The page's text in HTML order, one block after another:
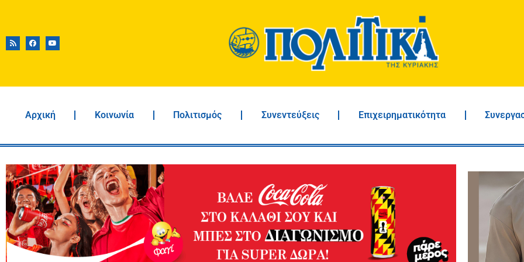
Αρχική Κοινωνία Πολιτισμός Συνεντεύξεις Επιχειρηματικότητα